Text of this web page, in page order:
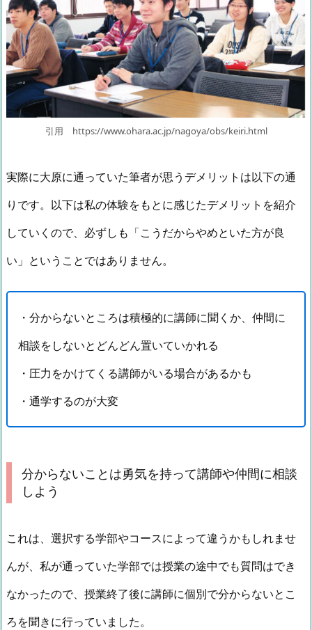
引用 https://www.ohara.ac.jp/nagoya/obs/keiri.html
実際に大原に通っていた筆者が思うデメリットは以下の通
りです。以下は私の体験をもとに感じたデメリットを紹介
していくので、必ずしも「こうだからやめといた方が良
い」ということではありません。
・分からないところは積極的に講師に聞くか、仲間に
相談をしないとどんどん置いていかれる
・圧力をかけてくる講師がいる場合があるかも
・通学するのが大変
分からないことは勇気を持って講師や仲間に相談
しよう
これは、選択する学部やコースによって違うかもしれませ
んが、私が通っていた学部では授業の途中でも質問はでき
なかったので、授業終了後に講師に個別で分からないとこ
ろを聞きに行っていました。